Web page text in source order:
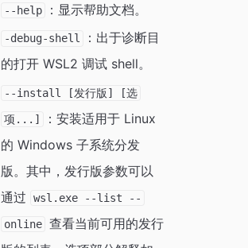
--help ：显示帮助文档。
-debug-shell
：出于诊断目
的打开 WSL2 调试 shell。
--install [发行版] [选
项...]
：安装适用于 Linux
的 Windows 子系统分发
版。其中，发行版参数可以
通过
wsl.exe --list --
online 查看当前可用的发行